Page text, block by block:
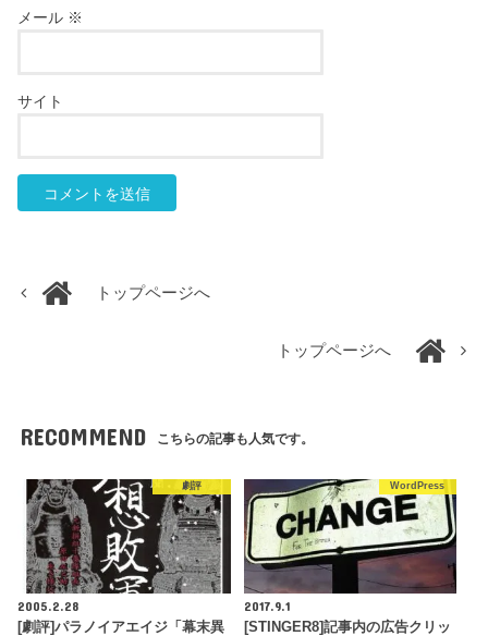
メール ※
サイト
トップページへ
トップページへ
RECOMMEND こちらの記事も人気です。
劇評
2005.2.28
[劇評]パラノイアエイジ「幕末異
WordPress
2017.9.1
[STINGER8]記事内の広告クリッ